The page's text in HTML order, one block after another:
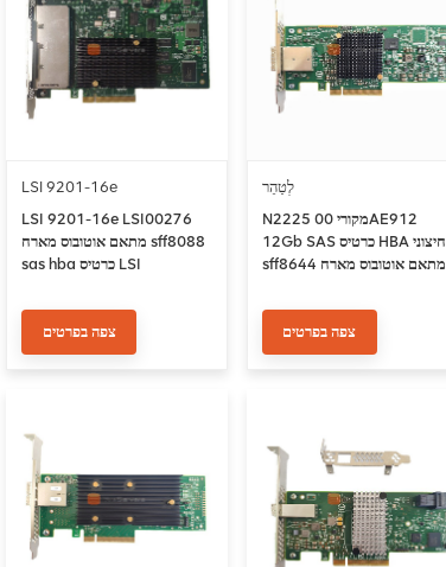
LSI 9201-16e
LSI 9201-16e LSI00276
מתאם אוטובוס מארח sff8088
sas hba כרטיס LSI
צפה בפרטים
לְטַהֵר
N2225 מקורי 00AE912
12Gb SAS כרטיס HBA חיצוני
sff8644 מתאם אוטובוס מארח
צפה בפרטים